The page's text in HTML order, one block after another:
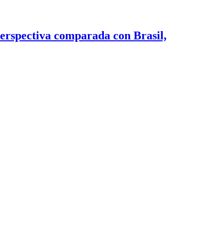
comparada con Brasil,